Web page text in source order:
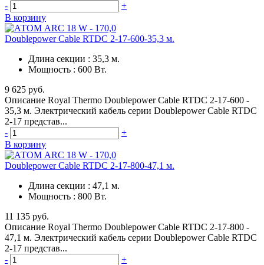
-
+
В корзину
Doublepower Cable RTDC 2-17-600-35,3 м.
Длина секции : 35,3 м.
Мощность : 600 Вт.
9 625 руб.
Описание Royal Thermo Doublepower Cable RTDC 2-17-600 -
35,3 м. Электрический кабель серии Doublepower Cable RTDC
2-17 представ...
-
+
В корзину
Doublepower Cable RTDC 2-17-800-47,1 м.
Длина секции : 47,1 м.
Мощность : 800 Вт.
11 135 руб.
Описание Royal Thermo Doublepower Cable RTDC 2-17-800 -
47,1 м. Электрический кабель серии Doublepower Cable RTDC
2-17 представ...
-
+